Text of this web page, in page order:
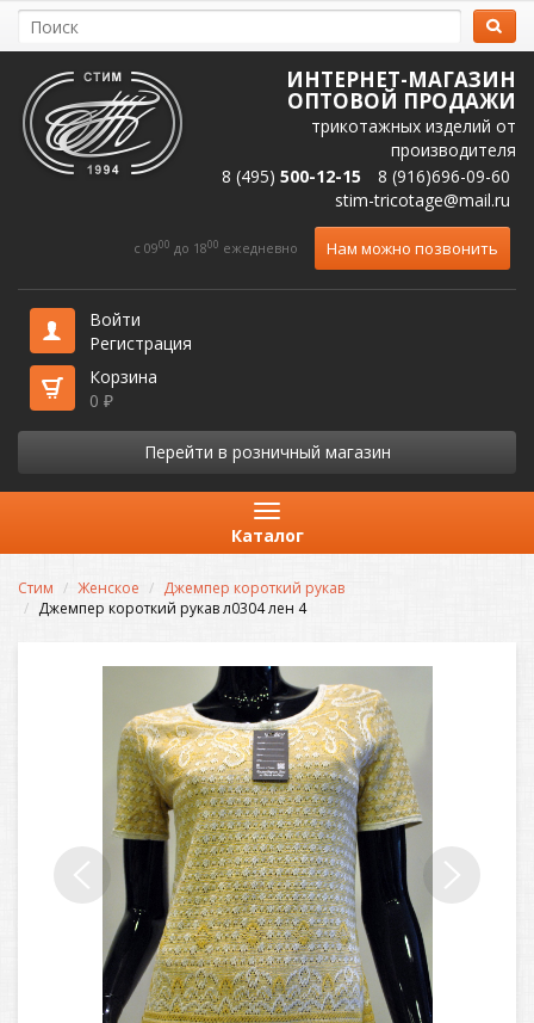
ИНТЕРНЕТ-МАГАЗИН
ОПТОВОЙ ПРОДАЖИ
трикотажных изделий от
производителя
8 (495) 500-12-15
8 (916)696-09-60
stim-tricotage@mail.ru
c 0900 до 1800 ежедневно Нам можно позвонить
Войти
Регистрация
Корзина
0 ₽
Перейти в розничный магазин
Каталог
Стим Женское
Джемпер короткий рукав
Джемпер короткий рукав л0304 лен 4